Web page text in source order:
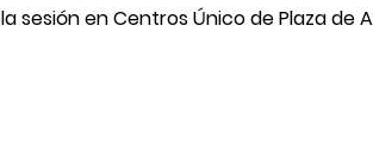
en Centros Único de Plaza de